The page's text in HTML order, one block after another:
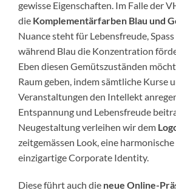
gewisse Eigenschaften. Im Falle der
die Komplementärfarben Blau und
Nuance steht für Lebensfreude,
während Blau die Konzentration
Eben diesen Gemütszuständen
Raum geben, indem sämtliche Kurse
Veranstaltungen den Intellekt
Entspannung und Lebensfreude
Neugestaltung verleihen wir dem
zeitgemässen Look, eine
einzigartige Corporate Identity.
Diese führt auch die neue Online-